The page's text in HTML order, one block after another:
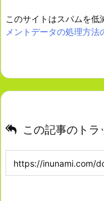
このサイトはスパムを低
メントデータの処理方
この記事のトラ